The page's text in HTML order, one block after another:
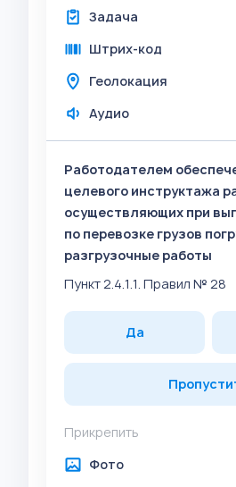
Задача
Штрих-код
Геолокация
Аудио
Работодателем
целевого инструктажа
осуществляющих при
по перевозке грузов
разгрузочные работы
Пункт 2.4.1.1. Правил № 28
Да
Прикрепить
Фото